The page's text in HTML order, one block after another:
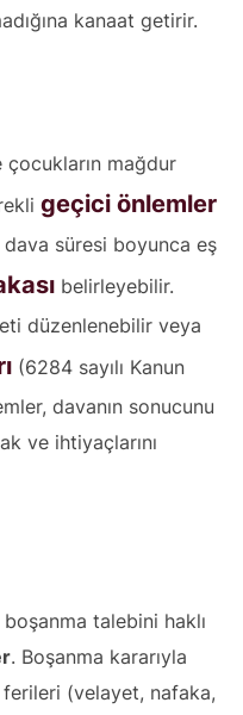
kanaat getirir.
çocukların mağdur
geçici önlemler
süresi boyunca eş
belirleyebilir.
düzenlenebilir veya
(6284 sayılı Kanun
davanın sonucunu
ve ihtiyaçlarını
talebini haklı
. Boşanma kararıyla
(velayet, nafaka,